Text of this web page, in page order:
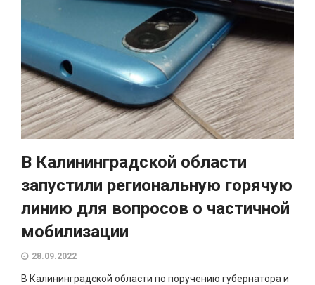
В Калининградской области
запустили региональную горячую
линию для вопросов о частичной
мобилизации
28.09.2022
В Калининградской области по поручению губернатора и